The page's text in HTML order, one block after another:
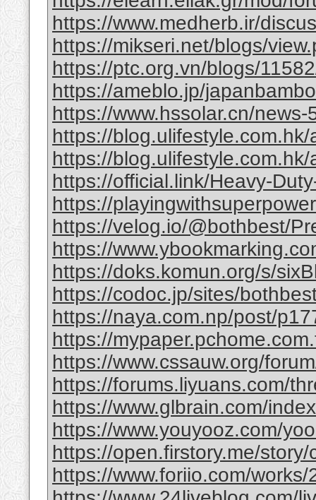
https://www.medherb.ir/
https://mikseri.net/blogs/
https://ptc.org.vn/blogs/
https://ameblo.jp/
https://www.hssolar.cn/news-
https://
https://
https://official.link/Heavy-
https://
https://velog.io/@bothbest/
https://
https://doks.komun.org/s/
https://codoc.jp/sites/
https://naya.com.np/post/
https://
https://www.cssauw.org/
https://forums.liyuans.com/
https://www.glbrain.com/
https://www.youyooz.com/
https://open.firstory.me/
https://www.foriio.com/